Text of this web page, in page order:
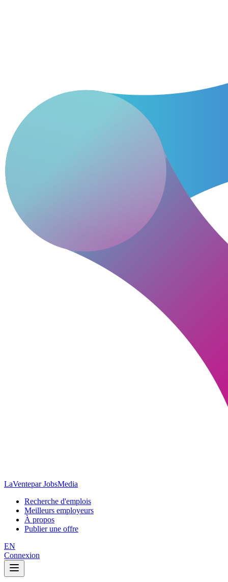
LaVentepar JobsMedia
Recherche d'emplois
Meilleurs employeurs
À propos
Publier une offre
EN
Connexion